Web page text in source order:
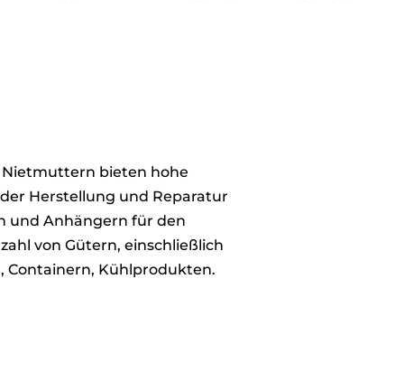
Nietmuttern bieten hohe
Herstellung und Reparatur
und Anhängern für den
von Gütern, einschließlich
Containern, Kühlprodukten.